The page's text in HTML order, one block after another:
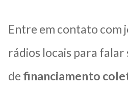
Entre em contato com
rádios locais para
de financiamento